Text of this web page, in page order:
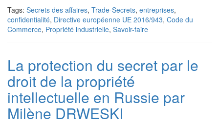
Tags: Secrets des affaires, Trade-Secrets, entreprises,
confidentialité, Directive européenne UE 2016/943, Code du
Commerce, Propriété industrielle, Savoir-faire
La protection du secret par le
droit de la propriété
intellectuelle en Russie par
Milène DRWESKI